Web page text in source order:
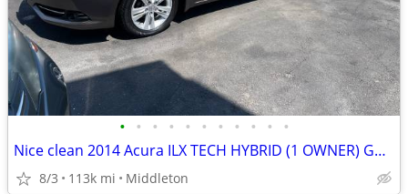
• • • • • • • • • • •
Nice clean 2014 Acura ILX TECH HYBRID (1 OWNER) GAS SAVER
8/3 113k mi Middleton